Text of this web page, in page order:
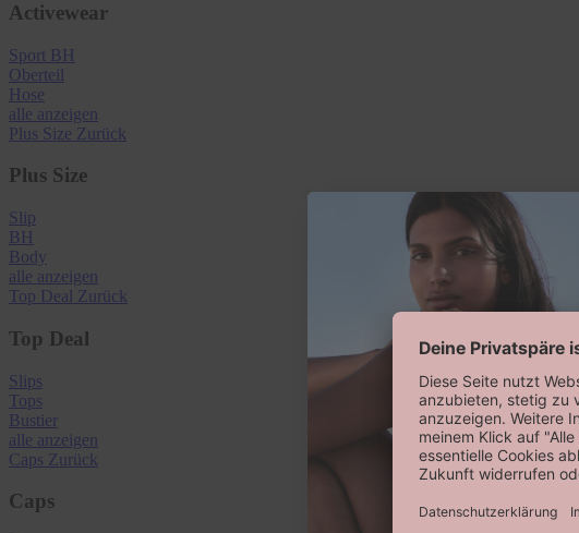
Activewear
Sport BH
Oberteil
Hose
alle anzeigen
Plus Size Zurück
Plus Size
Slip
BH
Body
alle anzeigen
Top Deal Zurück
Top Deal
Slips
Tops
Bustier
alle anzeigen
Caps Zurück
Caps